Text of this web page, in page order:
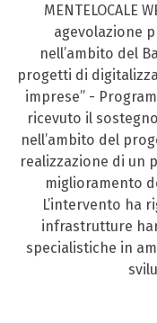
MENTELOCALE
agevolazione
nell’ambito del
progetti di
imprese” -
ricevuto il
nell’ambito del
realizzazione di un
miglioramento
L’intervento ha
infrastrutture
specialistiche in